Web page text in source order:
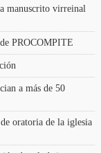
manuscrito virreinal
PROCOMPITE
a más de 50
oratoria de la iglesia